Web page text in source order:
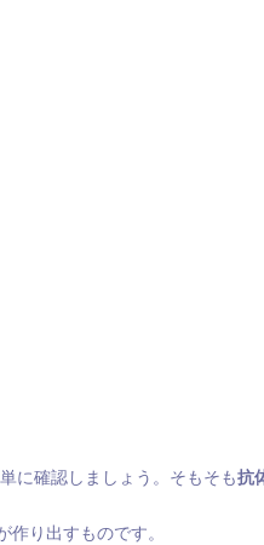
に確認しましょう。そもそも抗
り出すものです。